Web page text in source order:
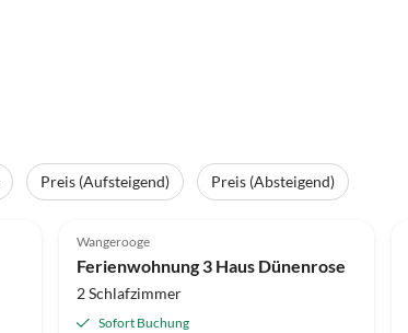
Preis (Aufsteigend)
Preis (Absteigend)
Wangerooge
Ferienwohnung 3 Haus Dünenrose
2 Schlafzimmer
Sofort Buchung